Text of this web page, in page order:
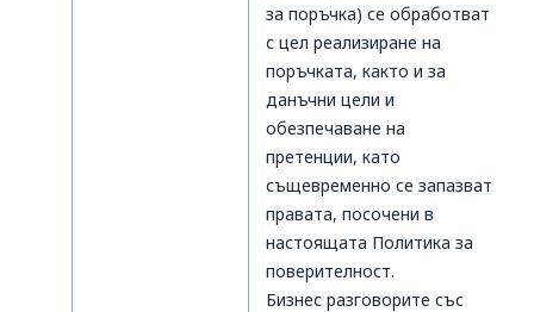
за поръчка) се обработват
с цел реализиране на
поръчката, както и за
данъчни цели и
обезпечаване на
претенции, като
същевременно се запазват
правата, посочени в
настоящата Политика за
поверителност.
Бизнес разговорите със